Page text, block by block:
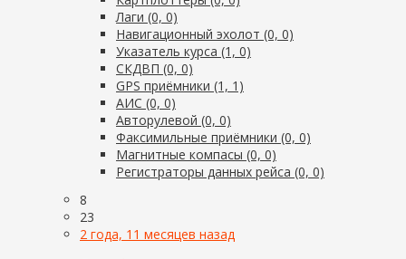
Лаги (0, 0)
Навигационный эхолот (0, 0)
Указатель курса (1, 0)
СКДВП (0, 0)
GPS приёмники (1, 1)
АИС (0, 0)
Авторулевой (0, 0)
Факсимильные приёмники (0, 0)
Магнитные компасы (0, 0)
Регистраторы данных рейса (0, 0)
8
23
2 года, 11 месяцев назад